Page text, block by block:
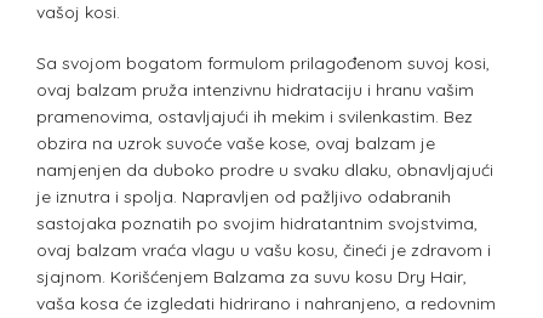
vašoj kosi.
Sa svojom bogatom formulom prilagođenom suvoj kosi,
ovaj balzam pruža intenzivnu hidrataciju i hranu vašim
pramenovima, ostavljajući ih mekim i svilenkastim. Bez
obzira na uzrok suvoće vaše kose, ovaj balzam je
namjenjen da duboko prodre u svaku dlaku, obnavljajući
je iznutra i spolja. Napravljen od pažljivo odabranih
sastojaka poznatih po svojim hidratantnim svojstvima,
ovaj balzam vraća vlagu u vašu kosu, čineći je zdravom i
sjajnom. Korišćenjem Balzama za suvu kosu Dry Hair,
vaša kosa će izgledati hidrirano i nahranjeno, a redovnim